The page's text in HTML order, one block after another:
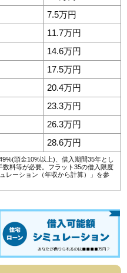
7.5万円
11.7万円
14.6万円
17.5万円
20.4万円
23.3万円
26.3万円
28.6万円
頭金10%以上)、借入期間35年とし
料等が必要。フラット35の借入限度
レーション（年収から計算）
」を参